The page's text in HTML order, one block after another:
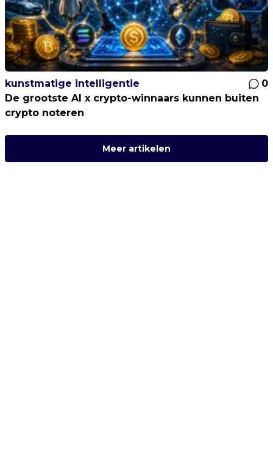
kunstmatige intelligentie
0
De grootste AI x crypto-winnaars kunnen buiten
crypto noteren
Meer artikelen